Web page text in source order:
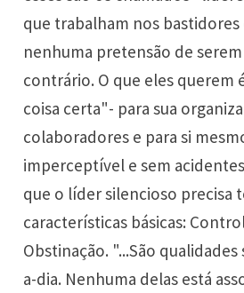
que trabalham nos bastidores
nenhuma pretensão de
contrário. O que eles querem
coisa certa"- para sua
colaboradores e para si
imperceptível e sem
que o líder silencioso precisa
características básicas:
Obstinação. "...São
a-dia. Nenhuma delas está